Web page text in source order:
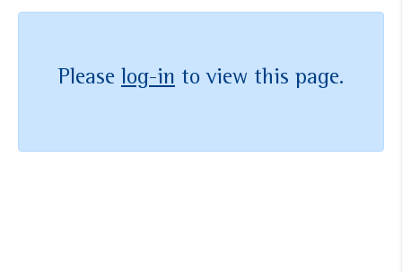
Please log-in to view this page.